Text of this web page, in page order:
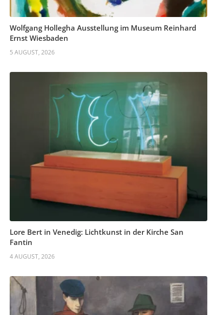
Wolfgang Hollegha Ausstellung im Museum Reinhard
Ernst Wiesbaden
5 AUGUST, 2026
Lore Bert in Venedig: Lichtkunst in der Kirche San
Fantin
4 AUGUST, 2026